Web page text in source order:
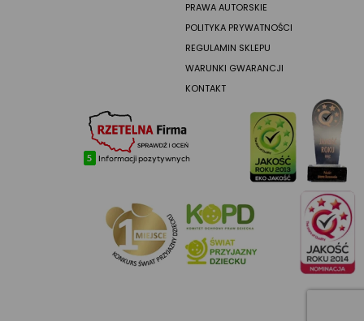
PRAWA AUTORSKIE
POLITYKA PRYWATNOŚCI
REGULAMIN SKLEPU
WARUNKI GWARANCJI
KONTAKT